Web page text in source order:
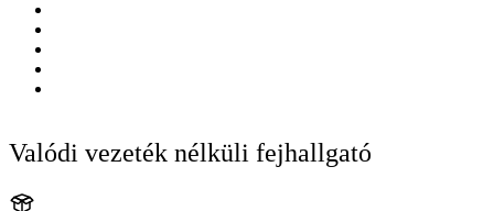
Valódi vezeték nélküli fejhallgató